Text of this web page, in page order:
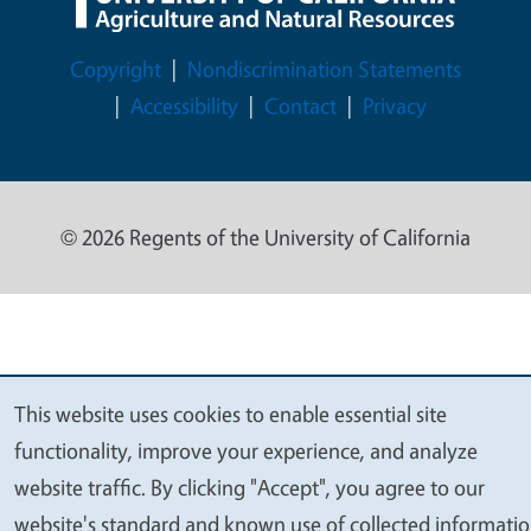
Legal Menu
Copyright
Nondiscrimination Statements
Accessibility
Contact Privacy
© 2026 Regents of the University of California
We
value
your
This website uses cookies to enable essential site
functionality, improve your experience, and analyze
website traffic. By clicking "Accept", you agree to our
website's standard and known use of collected